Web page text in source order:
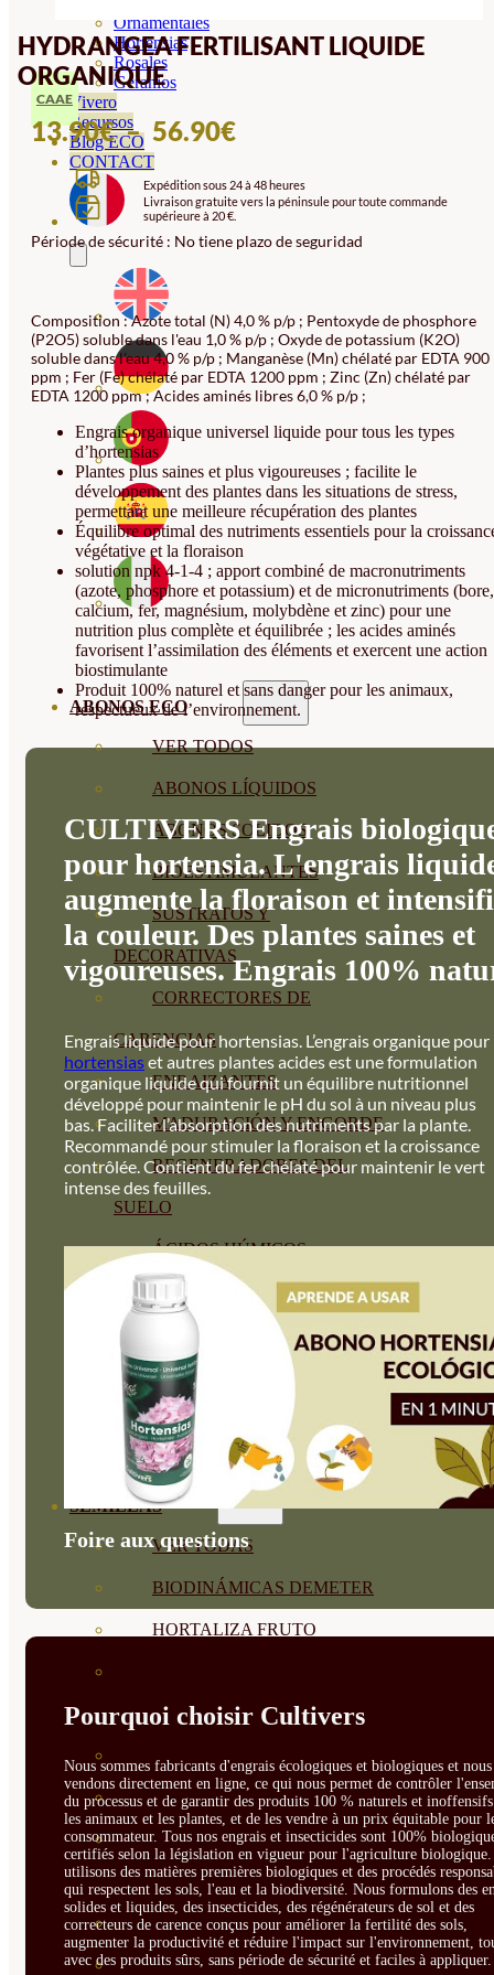
Ornamentales
Hortensias
Rosales
Geranios
Vivero
Recursos
Blog ECO
CONTACT
ABONOS ECO
VER TODOS
ABONOS LÍQUIDOS
ABONOS SOLIDOS
BIOESTIMULANTES
SUSTRATOS Y
DECORATIVAS
CORRECTORES DE
CARENCIAS
ENRAIZANTES
MADURACIÓN Y ENGORDE
REGENERADORES DEL
SUELO
ÁCIDOS HÚMICOS
MATERIAS PRIMAS
PROTECCIÓN CULTIVOS Y
PLANTAS
PLANTAS INTERIOR
GROWPUNCH
SEMILLAS
VER TODAS
BIODINÁMICAS DEMETER
HORTALIZA FRUTO
HOJA
SEMILLAS FLORES
SEMILLAS FLORES
COMESTIBLES
SEMILLAS TRADICIONALES
SEMILLAS BRASICAS
HYDRANGEA FERTILISANT LIQUIDE
ORGANIQUE
CAAE
13.90€– 56.90€PLAGE
PRIX :
13.90€
À
Expédition sous 24 à 48 heures
Livraison gratuite vers la péninsule pour toute commande
supérieure à 20 €.
Période de sécurité : No tiene plazo de seguridad
Composition : Azote total (N) 4,0 % p/p ; Pentoxyde de phosphore
(P2O5) soluble dans l'eau 1,0 % p/p ; Oxyde de potassium (K2O)
soluble dans l'eau 4,0 % p/p ; Manganèse (Mn) chélaté par EDTA 900
ppm ; Fer (Fe) chélaté par EDTA 1200 ppm ; Zinc (Zn) chélaté par
EDTA 1200 ppm ; Acides aminés libres 6,0 % p/p ;
Engrais organique universel liquide pour tous les types
d’hortensias
Plantes plus saines et plus vigoureuses ; facilite le
développement des plantes dans les situations de stress,
permettant une meilleure récupération des plantes
Équilibre optimal des nutriments essentiels pour la
végétative et la floraison
solution npk 4-1-4 ; apport combiné de macronutriments
(azote, phosphore et potassium) et de micronutriments (bore,
calcium, fer, magnésium, molybdène et zinc) pour une
nutrition plus complète et équilibrée ; les acides aminés
favorisent l’assimilation des éléments et exercent une action
biostimulante
Produit 100% naturel et sans danger pour les animaux,
respectueux de l’environnement.
CULTIVERS Engrais
pour hortensia. L'engrais
augmente la floraison et
la couleur. Des plantes saines et
vigoureuses. Engrais 100%
Engrais liquide pour hortensias. L’engrais organique pour
hortensiaset autres plantes acides est une formulation
organique liquide qui fournit un équilibre nutritionnel
développé pour maintenir le pH du sol à un niveau plus
bas. Faciliter l’absorption des nutriments par la plante.
Recommandé pour stimuler la floraison et la croissance
contrôlée. Contient du fer chélaté pour maintenir le vert
intense des feuilles.
Foire aux questions
Pourquoi choisir Cultivers
Nous sommes fabricants d'engrais écologiques et biologiques et nous
vendons directement en ligne, ce qui nous permet de contrôler
du processus et de garantir des produits 100 % naturels et
les animaux et les plantes, et de les vendre à un prix équitable pour
consommateur. Tous nos engrais et insecticides sont 100%
certifiés selon la législation en vigueur pour l'agriculture biologique.
utilisons des matières premières biologiques et des procédés
qui respectent les sols, l'eau et la biodiversité. Nous formulons des
solides et liquides, des insecticides, des régénérateurs de sol et des
correcteurs de carence conçus pour améliorer la fertilité des sols,
augmenter la productivité et réduire l'impact sur l'environnement,
avec des produits sûrs, sans période de sécurité et faciles à appliquer.